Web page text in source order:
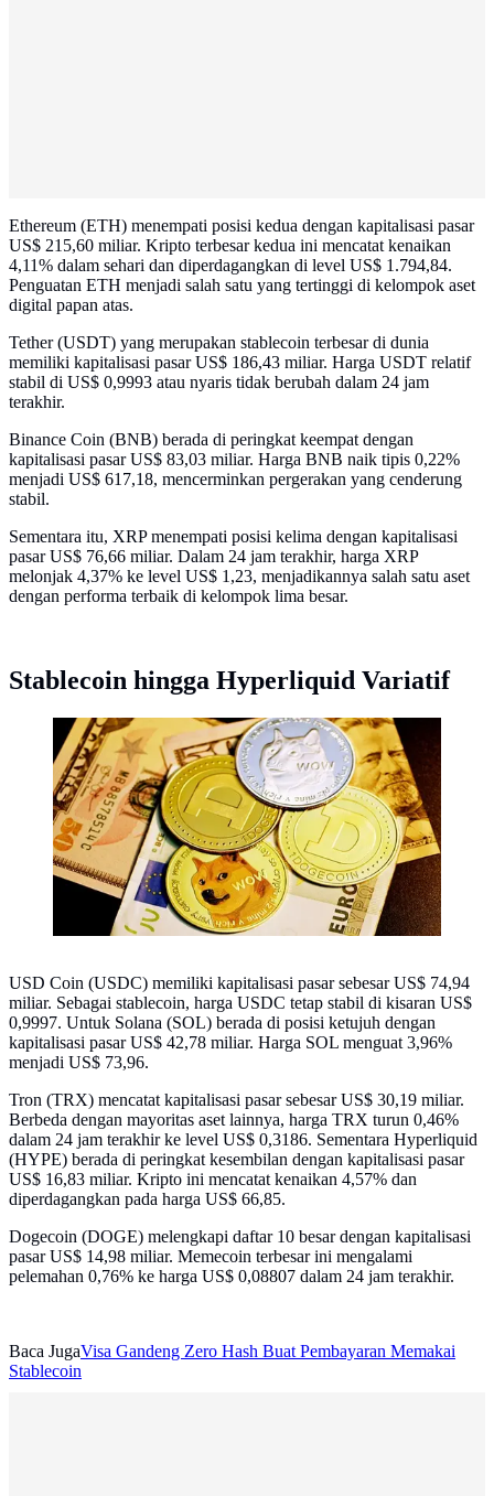
Ethereum (ETH) menempati posisi kedua dengan kapitalisasi pasar
US$ 215,60 miliar. Kripto terbesar kedua ini mencatat kenaikan
4,11% dalam sehari dan diperdagangkan di level US$ 1.794,84.
Penguatan ETH menjadi salah satu yang tertinggi di kelompok aset
digital papan atas.
Tether (USDT) yang merupakan stablecoin terbesar di dunia
memiliki kapitalisasi pasar US$ 186,43 miliar. Harga USDT relatif
stabil di US$ 0,9993 atau nyaris tidak berubah dalam 24 jam
terakhir.
Binance Coin (BNB) berada di peringkat keempat dengan
kapitalisasi pasar US$ 83,03 miliar. Harga BNB naik tipis 0,22%
menjadi US$ 617,18, mencerminkan pergerakan yang cenderung
stabil.
Sementara itu, XRP menempati posisi kelima dengan kapitalisasi
pasar US$ 76,66 miliar. Dalam 24 jam terakhir, harga XRP
melonjak 4,37% ke level US$ 1,23, menjadikannya salah satu aset
dengan performa terbaik di kelompok lima besar.
Stablecoin hingga Hyperliquid Variatif
Ilustrasi dogecoin (Photo by Executium on Unsplash)
USD Coin (USDC) memiliki kapitalisasi pasar sebesar US$ 74,94
miliar. Sebagai stablecoin, harga USDC tetap stabil di kisaran US$
0,9997. Untuk Solana (SOL) berada di posisi ketujuh dengan
kapitalisasi pasar US$ 42,78 miliar. Harga SOL menguat 3,96%
menjadi US$ 73,96.
Tron (TRX) mencatat kapitalisasi pasar sebesar US$ 30,19 miliar.
Berbeda dengan mayoritas aset lainnya, harga TRX turun 0,46%
dalam 24 jam terakhir ke level US$ 0,3186. Sementara Hyperliquid
(HYPE) berada di peringkat kesembilan dengan kapitalisasi pasar
US$ 16,83 miliar. Kripto ini mencatat kenaikan 4,57% dan
diperdagangkan pada harga US$ 66,85.
Dogecoin (DOGE) melengkapi daftar 10 besar dengan kapitalisasi
pasar US$ 14,98 miliar. Memecoin terbesar ini mengalami
pelemahan 0,76% ke harga US$ 0,08807 dalam 24 jam terakhir.
Baca JugaVisa Gandeng Zero Hash Buat Pembayaran Memakai
Stablecoin